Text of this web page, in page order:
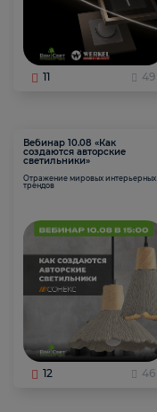
11 49
Вебинар 10.08 «Как
создаются авторские
светильники»
Отражение мировых интерьерных
трендов
12 46